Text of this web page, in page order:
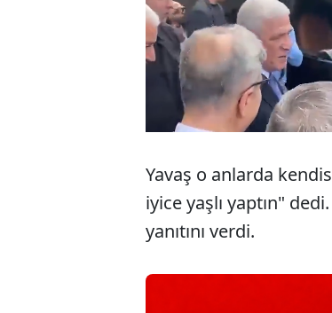
Yavaş o anlarda
iyice yaşlı yaptın"
yanıtını verdi.